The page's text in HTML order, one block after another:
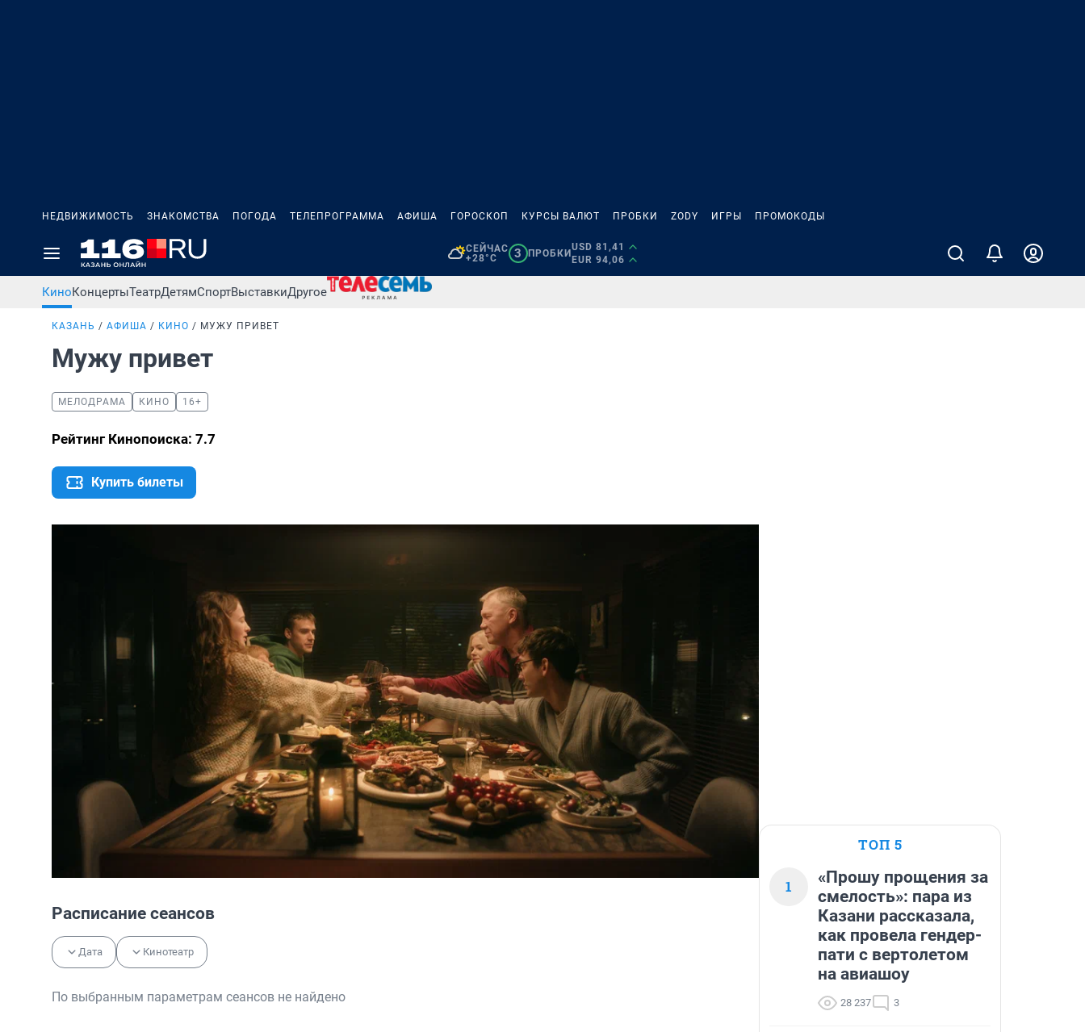
НЕДВИЖИМОСТЬ ЗНАКОМСТВА ПОГОДА ТЕЛЕПРОГРАММА АФИША ГОРОСКОП КУРСЫ ВАЛЮТ ПРОБКИ ZODY ИГРЫ ПРОМОКОДЫ
СЕЙЧАС
+28°C
3 ПРОБКИ
USD 81,41
EUR 94,06
КиноКонцертыТеатрДетямСпортВыставкиДругое
КАЗАНЬ АФИША КИНО МУЖУ ПРИВЕТ
Мужу привет
МЕЛОДРАМА КИНО 16+
Рейтинг Кинопоиска: 7.7
Купить билеты
Расписание сеансов
Дата Кинотеатр
По выбранным параметрам сеансов не найдено
ТОП 5
1
«Прошу прощения за
смелость»: пара из
Казани рассказала,
как провела гендер-
пати с вертолетом
на авиашоу
28 237 3